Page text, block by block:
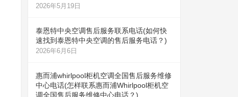
2026年5月19日
泰恩特中央空调售后服务联系电话(如何快
速找到泰恩特中央空调的售后服务电话？)
2026年6月6日
惠而浦whirlpool柜机空调全国售后服务维修
中心电话(怎样联系惠而浦Whirlpool柜机空
调全国售后服务维修中心电话？)